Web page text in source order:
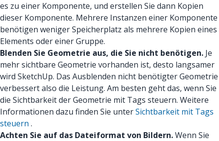
es zu einer Komponente, und erstellen Sie dann Kopien
dieser Komponente. Mehrere Instanzen einer Komponente
benötigen weniger Speicherplatz als mehrere Kopien eines
Elements oder einer Gruppe.
Blenden Sie Geometrie aus, die Sie nicht benötigen. Je
mehr sichtbare Geometrie vorhanden ist, desto langsamer
wird SketchUp. Das Ausblenden nicht benötigter Geometrie
verbessert also die Leistung. Am besten geht das, wenn Sie
die Sichtbarkeit der Geometrie mit Tags steuern. Weitere
Informationen dazu finden Sie unterSichtbarkeit mit Tags
steuern .
Achten Sie auf das Dateiformat von Bildern.Wenn Sie